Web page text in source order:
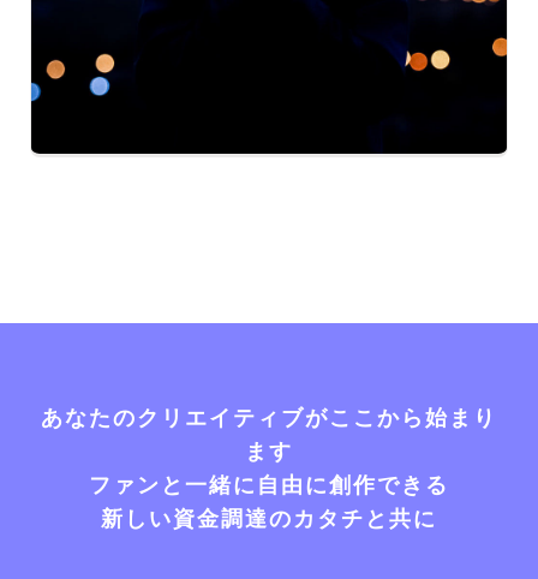
あなたのクリエイティブがここから始まり
ます
ファンと一緒に自由に創作できる
新しい資金調達のカタチと共に